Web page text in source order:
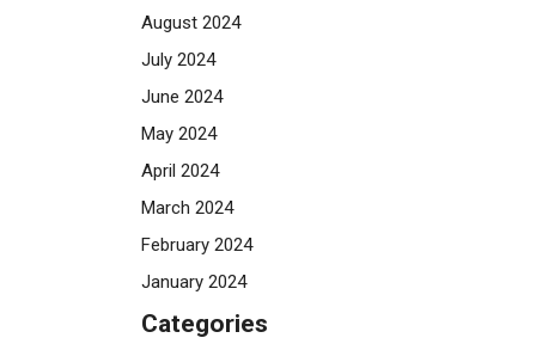
August 2024
July 2024
June 2024
May 2024
April 2024
March 2024
February 2024
January 2024
Categories